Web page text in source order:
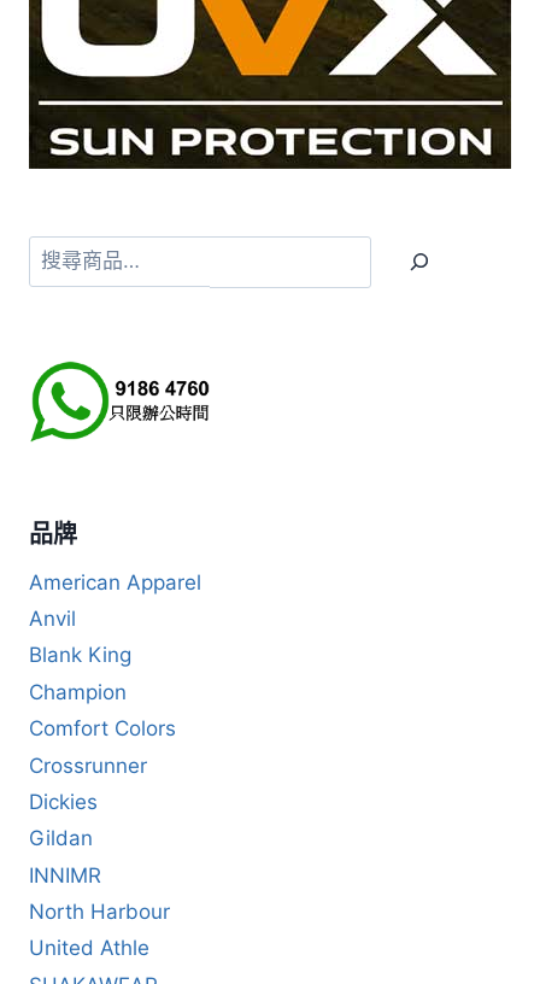
搜
尋
品牌
American Apparel
Anvil
Blank King
Champion
Comfort Colors
Crossrunner
Dickies
Gildan
INNIMR
North Harbour
United Athle